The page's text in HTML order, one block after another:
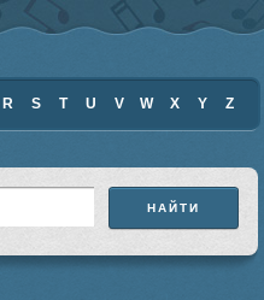
R S T U V W X Y Z